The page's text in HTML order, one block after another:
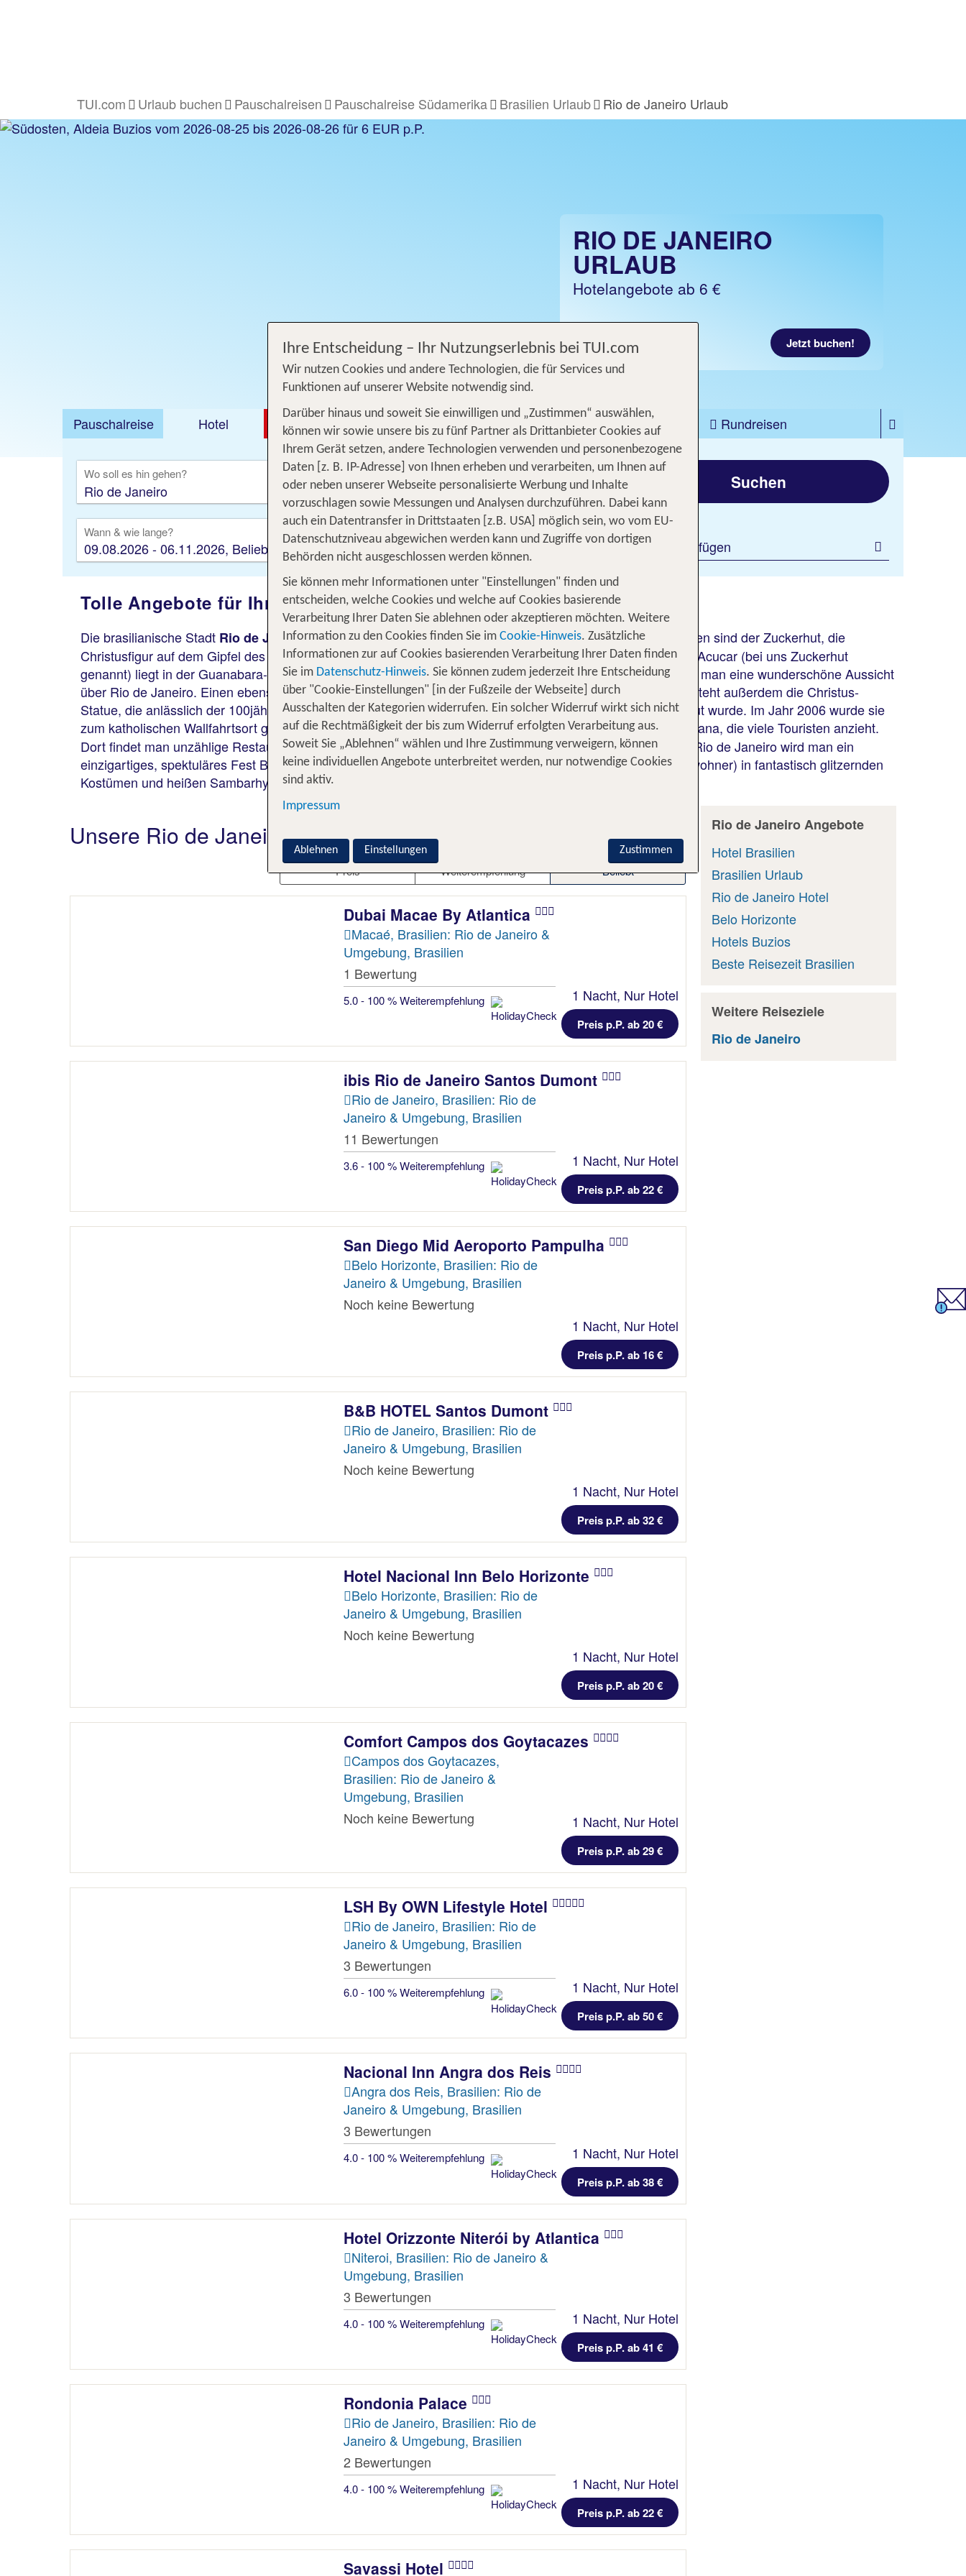
TUI.com Urlaub buchen Pauschalreisen Pauschalreise Südamerika Brasilien Urlaub Rio de Janeiro Urlaub
RIO DE JANEIRO
URLAUB
Hotelangebote ab 6 €
Jetzt buchen!
Pauschalreise Hotel DEALS Flug Ferienhaus Mietwagen Kreuzfahrten
Rundreisen
Ausflüge
Camper Privattransfer Zusatzleistungen
Wo soll es hin gehen?
Flug hinzufügen
Wann & wie lange?
09.08.2026 - 06.11.2026, Beliebig
Wer reist mit?
2 Erwachsene
Suchen
Filter hinzufügen
Tolle Angebote für Ihren Rio de Janeiro Urlaub
Die brasilianische Stadt Rio de Janeirohat ihren Touristen viel zu bieten. Die drei berühmtesten Wahrzeichen sind der Zuckerhut, die
Christusfigur auf dem Gipfel des Corcovado und die Copacabana. Der 396 Meter hohe Granitfelsen Pao de Acucar (bei uns Zuckerhut
genannt) liegt in der Guanabara-Bucht. Fährt man mit der Seilbahn hoch, deren Seiten vollverglast sind, hat man eine wunderschöne Aussicht
über Rio de Janeiro. Einen ebenso spektakulären Blick bietet der Berg Corcovado seinen Besuchern. Dort steht außerdem die Christus-
Statue, die anlässlich der 100jährigen Unabhängigkeit Brasiliens vom Bauingenieur Heitor Silva Costa erbaut wurde. Im Jahr 2006 wurde sie
zum katholischen Wallfahrtsort geweiht. Der wohl bekannteste Stadtteil vonRio de Janeiroist die Copacabana, die viele Touristen anzieht.
Dort findet man unzählige Restaurants, Theater und mehr als 70 Hotels. Reist man zur Karnevalszeit nach Rio de Janeiro wird man ein
einzigartiges, spektuläres Fest Brasiliens erleben: Auf den Festzugswagen sieht man die Cariocas (die Einwohner) in fantastisch glitzernden
Kostümen und heißen Sambarhythmen.
Unsere Rio de Janeiro Hotelangebote
Preis Weiterempfehlung Beliebt
Dubai Macae By Atlantica
Macaé, Brasilien: Rio de Janeiro &
Umgebung, Brasilien
1 Bewertung
5.0 - 100 % Weiterempfehlung 1 Nacht, Nur Hotel
Preis p.P. ab 20 €
ibis Rio de Janeiro Santos Dumont
Rio de Janeiro, Brasilien: Rio de
Janeiro & Umgebung, Brasilien
11 Bewertungen
3.6 - 100 % Weiterempfehlung 1 Nacht, Nur Hotel
Preis p.P. ab 22 €
San Diego Mid Aeroporto Pampulha
Belo Horizonte, Brasilien: Rio de
Janeiro & Umgebung, Brasilien
Noch keine Bewertung
1 Nacht, Nur Hotel
Preis p.P. ab 16 €
B&B HOTEL Santos Dumont
Rio de Janeiro, Brasilien: Rio de
Janeiro & Umgebung, Brasilien
Noch keine Bewertung
1 Nacht, Nur Hotel
Preis p.P. ab 32 €
Hotel Nacional Inn Belo Horizonte
Belo Horizonte, Brasilien: Rio de
Janeiro & Umgebung, Brasilien
Noch keine Bewertung
1 Nacht, Nur Hotel
Preis p.P. ab 20 €
Comfort Campos dos Goytacazes
Campos dos Goytacazes,
Brasilien: Rio de Janeiro &
Umgebung, Brasilien
Noch keine Bewertung
1 Nacht, Nur Hotel
Preis p.P. ab 29 €
LSH By OWN Lifestyle Hotel
Rio de Janeiro, Brasilien: Rio de
Janeiro & Umgebung, Brasilien
3 Bewertungen
6.0 - 100 % Weiterempfehlung 1 Nacht, Nur Hotel
Preis p.P. ab 50 €
Nacional Inn Angra dos Reis
Angra dos Reis, Brasilien: Rio de
Janeiro & Umgebung, Brasilien
3 Bewertungen
4.0 - 100 % Weiterempfehlung 1 Nacht, Nur Hotel
Preis p.P. ab 38 €
Hotel Orizzonte Niterói by Atlantica
Niteroi, Brasilien: Rio de Janeiro &
Umgebung, Brasilien
3 Bewertungen
4.0 - 100 % Weiterempfehlung 1 Nacht, Nur Hotel
Preis p.P. ab 41 €
Rondonia Palace
Rio de Janeiro, Brasilien: Rio de
Janeiro & Umgebung, Brasilien
2 Bewertungen
4.0 - 100 % Weiterempfehlung 1 Nacht, Nur Hotel
Preis p.P. ab 22 €
Savassi Hotel
Rio de Janeiro Angebote
Hotel Brasilien
Brasilien Urlaub
Rio de Janeiro Hotel
Belo Horizonte
Hotels Buzios
Beste Reisezeit Brasilien
Weitere Reiseziele
Rio de Janeiro
Ihre Entscheidung – Ihr Nutzungserlebnis bei TUI.com
Wir nutzen Cookies und andere Technologien, die für Services und
Funktionen auf unserer Website notwendig sind.
Darüber hinaus und soweit Sie einwilligen und „Zustimmen“ auswählen,
können wir sowie unsere bis zu fünf Partner als Drittanbieter Cookies auf
Ihrem Gerät setzen, andere Technologien verwenden und personenbezogene
Daten [z. B. IP-Adresse] von Ihnen erheben und verarbeiten, um Ihnen auf
oder neben unserer Webseite personalisierte Werbung und Inhalte
vorzuschlagen sowie Messungen und Analysen durchzuführen. Dabei kann
auch ein Datentransfer in Drittstaaten [z.B. USA] möglich sein, wo vom EU-
Datenschutzniveau abgewichen werden kann und Zugriffe von dortigen
Behörden nicht ausgeschlossen werden können.
Sie können mehr Informationen unter "Einstellungen" finden und
entscheiden, welche Cookies und welche auf Cookies basierende
Verarbeitung Ihrer Daten Sie ablehnen oder akzeptieren möchten. Weitere
Information zu den Cookies finden Sie im Cookie-Hinweis. Zusätzliche
Informationen zur auf Cookies basierenden Verarbeitung Ihrer Daten finden
Sie im Datenschutz-Hinweis. Sie können zudem jederzeit Ihre Entscheidung
über "Cookie-Einstellungen" [in der Fußzeile der Webseite] durch
Ausschalten der Kategorien widerrufen. Ein solcher Widerruf wirkt sich nicht
auf die Rechtmäßigkeit der bis zum Widerruf erfolgten Verarbeitung aus.
Soweit Sie „Ablehnen“ wählen und Ihre Zustimmung verweigern, können
keine individuellen Angebote unterbreitet werden, nur notwendige Cookies
sind aktiv.
Impressum
Zustimmen
Ablehnen Einstellungen